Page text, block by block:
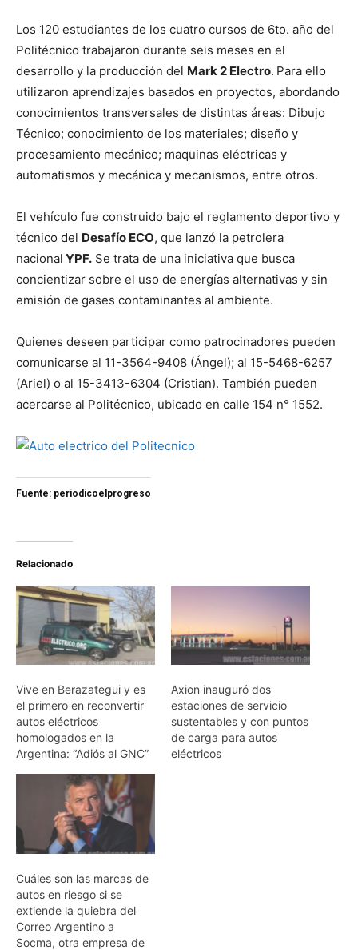
Los 120 estudiantes de los cuatro cursos de 6to. año del
Politécnico trabajaron durante seis meses en el
desarrollo y la producción del Mark 2 Electro. Para ello
utilizaron aprendizajes basados en proyectos, abordando
conocimientos transversales de distintas áreas: Dibujo
Técnico; conocimiento de los materiales; diseño y
procesamiento mecánico; maquinas eléctricas y
automatismos y mecánica y mecanismos, entre otros.
El vehículo fue construido bajo el reglamento deportivo y
técnico del Desafío ECO, que lanzó la petrolera
nacional YPF. Se trata de una iniciativa que busca
concientizar sobre el uso de energías alternativas y sin
emisión de gases contaminantes al ambiente.
Quienes deseen participar como patrocinadores pueden
comunicarse al 11-3564-9408 (Ángel); al 15-5468-6257
(Ariel) o al 15-3413-6304 (Cristian). También pueden
acercarse al Politécnico, ubicado en calle 154 n° 1552.
Fuente: periodicoelprogreso
Relacionado
Vive en Berazategui y es
el primero en reconvertir
autos eléctricos
homologados en la
Argentina: “Adiós al GNC”
Axion inauguró dos
estaciones de servicio
sustentables y con puntos
de carga para autos
eléctricos
Cuáles son las marcas de
autos en riesgo si se
extiende la quiebra del
Correo Argentino a
Socma, otra empresa de